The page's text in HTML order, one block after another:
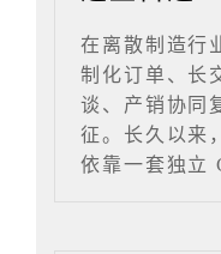
在离散制造行
制化订单、长
谈、产销协同
征。长久以来
依靠一套独立